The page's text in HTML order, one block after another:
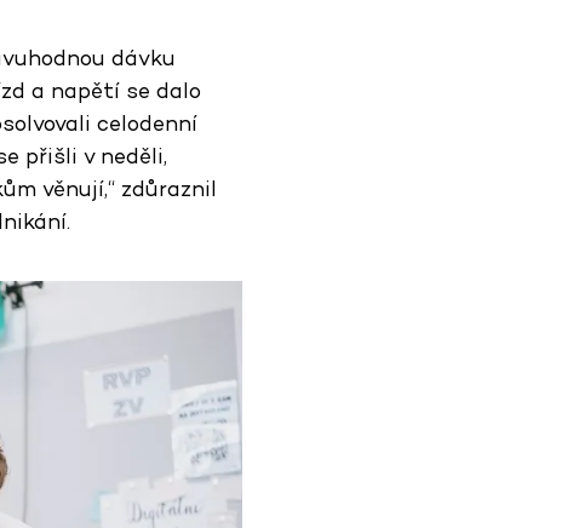
dávku
a napětí se dalo
celodenní
přišli v neděli,
věnují,“ zdůraznil